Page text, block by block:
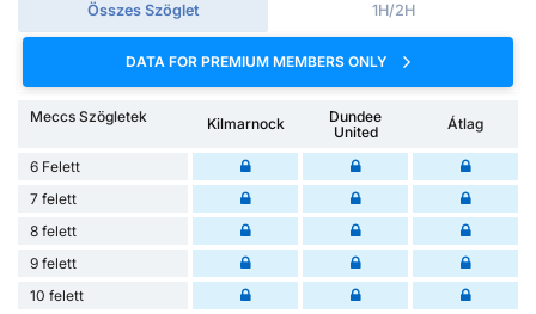
Összes Szöglet 1H/2H
DATA FOR PREMIUM MEMBERS ONLY
Meccs Szögletek Kilmarnock
Dundee
United
Átlag
6 Felett
7 felett
8 felett
9 felett
10 felett